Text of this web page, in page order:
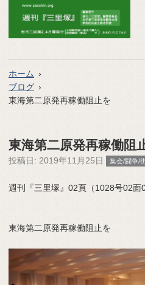
ホーム
ブログ
東海第二原発再稼働阻止を
東海第二原発再稼働阻
投稿日: 2019年11月25日 集会/闘争/
週刊『三里塚』02頁（1028号02面
東海第二原発再稼働阻止を